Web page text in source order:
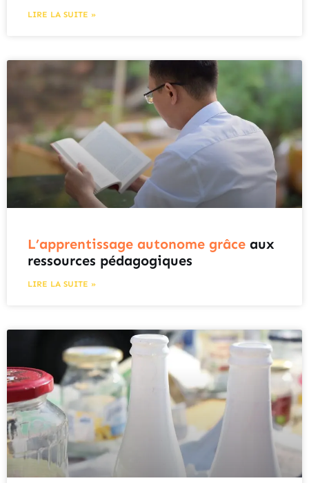
LIRE LA SUITE »
L’apprentissage autonome grâce aux
ressources pédagogiques
LIRE LA SUITE »